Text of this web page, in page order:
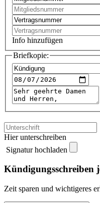
Info hinzufügen
Briefkopie:
Hier unterschreiben
Signatur hochladen
Kündigungsschreiben
Zeit sparen und wichtigeres